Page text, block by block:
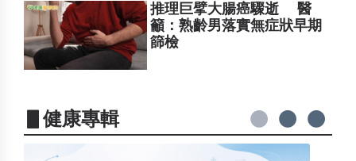
推理巨擘大腸癌驟逝 醫
籲：熟齡男落實無症狀早期
篩檢
▋健康專輯